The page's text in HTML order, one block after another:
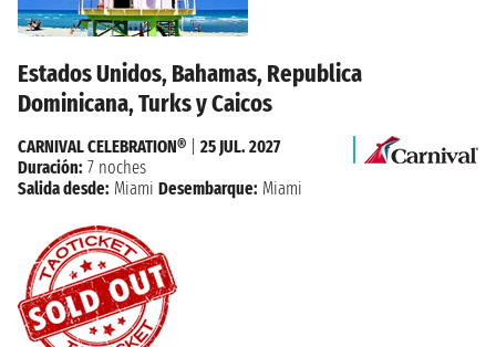
Estados Unidos, Bahamas, Republica
Dominicana, Turks y Caicos
CARNIVAL CELEBRATION®
25 JUL. 2027
Duración: 7 noches
Salida desde: Miami Desembarque: Miami